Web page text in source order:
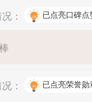
： 已点亮口碑点
： 已点亮荣誉勋